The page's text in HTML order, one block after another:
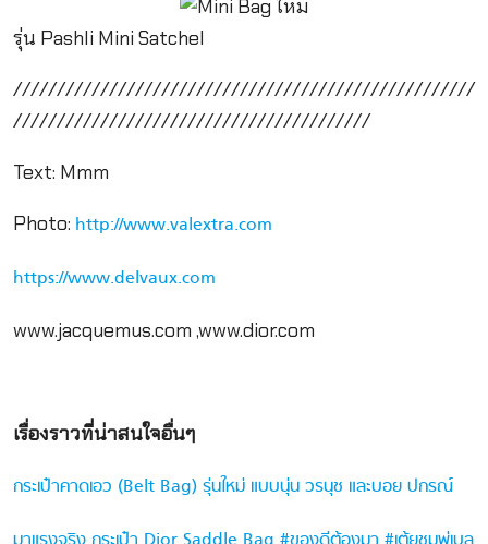
รุ่น Pashli Mini Satchel
/////////////////////////////////////////////////////
/////////////////////////////////////////
Text: Mmm
Photo: http://www.valextra.com
https://www.delvaux.com
www.jacquemus.com ,www.dior.com
เรื่องราวที่น่าสนใจอื่นๆ
กระเป๋าคาดเอว (Belt Bag) รุ่นใหม่ แบบนุ่น วรนุช และบอย ปกรณ์